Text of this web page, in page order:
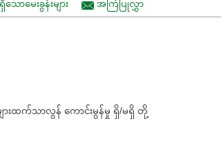
ောမေးခွန်းများ အကြံပြုလွှာ
များထက်သာလွန် ကောင်းမွန်မှု ရှိ/မရှိ တို့